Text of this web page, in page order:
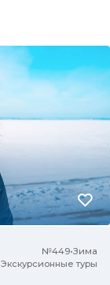
№449•Зима
Экскурсионные туры